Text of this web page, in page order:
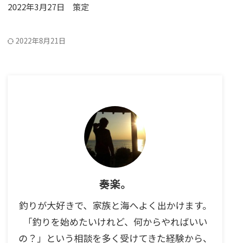
2022年3月27日 策定
2022年8月21日
奏楽。
釣りが大好きで、家族と海へよく出かけます。
「釣りを始めたいけれど、何からやればいい
の？」という相談を多く受けてきた経験から、